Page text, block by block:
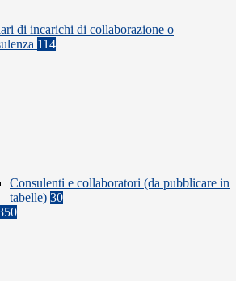
di incarichi di collaborazione o
114
Consulenti e collaboratori (da pubblicare in
tabelle) 30